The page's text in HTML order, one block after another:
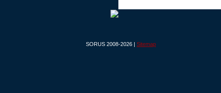
SORUS 2008-2026 | Sitemap